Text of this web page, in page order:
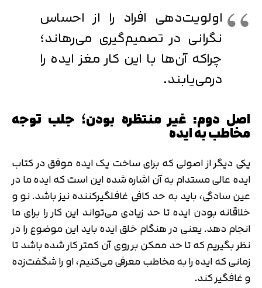
اولویت‌دهی افراد را از احساس
نگرانی در تصمیم‌گیری می‌رهاند؛
چراکه آن‌ها با این کار مغز ایده را
درمی‌یابند.
اصل دوم: غیر منتظره بودن؛ جلب توجه
مخاطب به ایده
یکی دیگر از اصولی که برای ساخت یک ایده موفق در کتاب
ایده عالی مستدام به آن اشاره شده این است که ایده ما در
عین سادگی، باید به حد کافی غافلگیرکننده نیز باشد. نو و
خلاقانه بودن ایده تا حد زیادی می‌تواند این کار را برای ما
انجام دهد. یعنی در هنگام خلق ایده باید این موضوع را در
نظر بگیریم که تا حد ممکن بر روی آن کمتر کار شده باشد تا
زمانی که ایده را به مخاطب معرفی می‌کنیم، او را شگفت‌زده
و غافگیر کند.